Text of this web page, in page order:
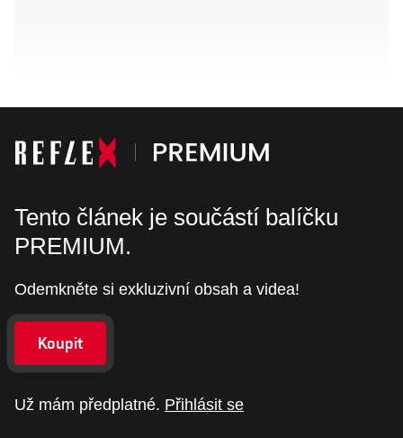
Tento článek je součástí balíčku
PREMIUM.
Odemkněte si exkluzivní obsah a videa!
Koupit
Už mám předplatné. Přihlásit se